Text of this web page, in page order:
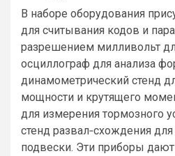
В наборе оборудования
для считывания кодов и
разрешением милливольт
осциллограф для анализа
динамометрический стенд
мощности и крутящего
для измерения тормозного
стенд развал‑схождения
подвески. Эти приборы